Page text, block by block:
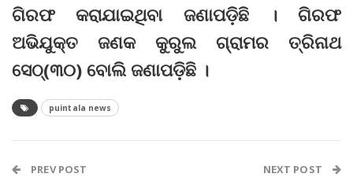
ଗିରଫ କରାଯାଇଥିବା ଜଣାପଡ଼ିଛି । ଗିରଫ
ଅଭିଯୁକ୍ତ ଜଣକ କୁରୁଲ ଗ୍ରାମର ତ୍ରିନାଥ
ସେଠ୍‌(୩୦) ବୋଲି ଜଣାପଡ଼ିଛି ।
puintala news
PREV POST NEXT POST